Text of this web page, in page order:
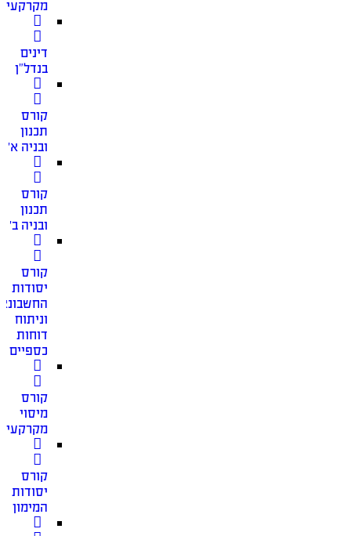
מקרקעין
דינים
בנדל”ן
קורס
תכנון
ובניה א׳
קורס
תכנון
ובניה ב׳
קורס
יסודות
וניתוח
דוחות
כספיים
קורס
מיסוי
מקרקעין
קורס
יסודות
המימון